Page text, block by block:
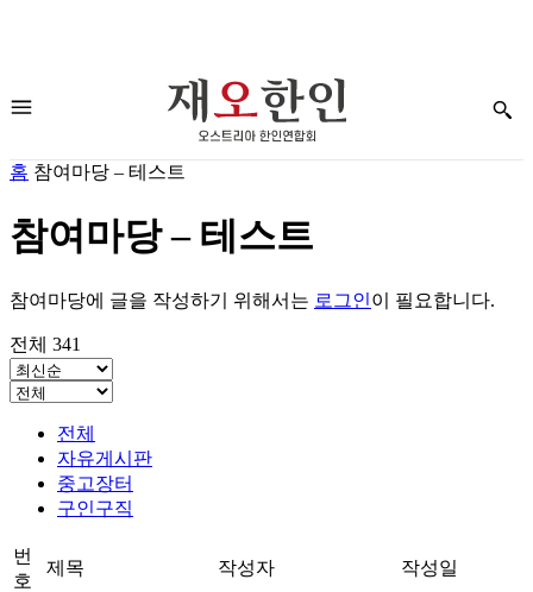
홈 참여마당 – 테스트
참여마당 – 테스트
참여마당에 글을 작성하기 위해서는 로그인이 필요합니다.
전체 341
전체
자유게시판
중고장터
구인구직
번
호
제목 작성자 작성일